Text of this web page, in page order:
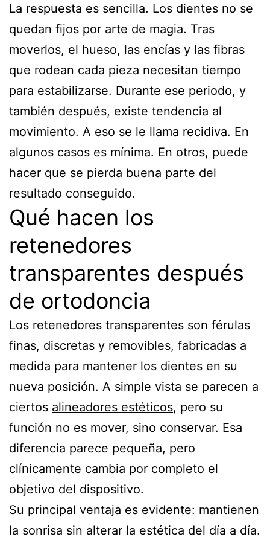
La respuesta es sencilla. Los dientes no se
quedan fijos por arte de magia. Tras
moverlos, el hueso, las encías y las fibras
que rodean cada pieza necesitan tiempo
para estabilizarse. Durante ese periodo, y
también después, existe tendencia al
movimiento. A eso se le llama recidiva. En
algunos casos es mínima. En otros, puede
hacer que se pierda buena parte del
resultado conseguido.
Qué hacen los
retenedores
transparentes después
de ortodoncia
Los retenedores transparentes son férulas
finas, discretas y removibles, fabricadas a
medida para mantener los dientes en su
nueva posición. A simple vista se parecen a
ciertos alineadores estéticos, pero su
función no es mover, sino conservar. Esa
diferencia parece pequeña, pero
clínicamente cambia por completo el
objetivo del dispositivo.
Su principal ventaja es evidente: mantienen
la sonrisa sin alterar la estética del día a día.